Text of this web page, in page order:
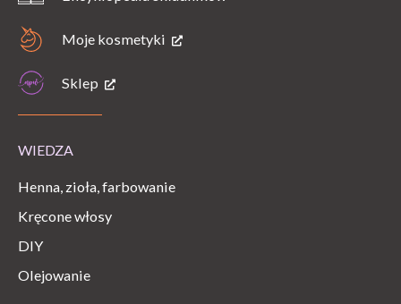
Moje kosmetyki
Sklep
WIEDZA
Henna, zioła, farbowanie
Kręcone włosy
DIY
Olejowanie